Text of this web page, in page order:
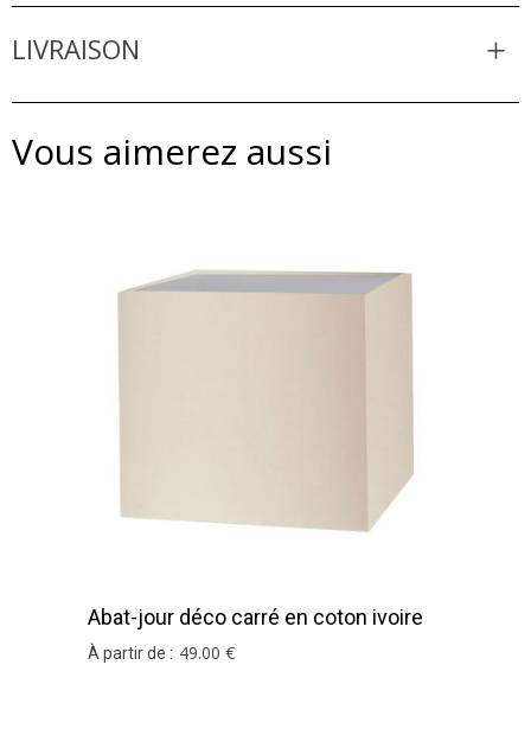
LIVRAISON
Vous aimerez aussi
Abat-jour déco carré en coton ivoire
À partir de : 49.00 €